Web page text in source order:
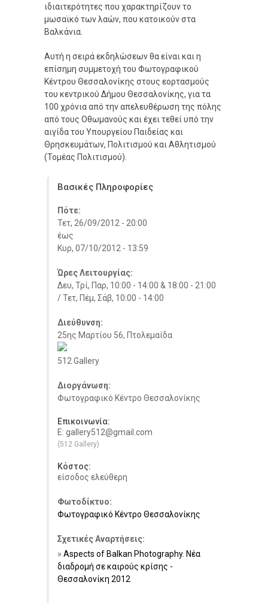
ιδιαιτερότητες που χαρακτηρίζουν το
μωσαϊκό των λαών, που κατοικούν στα
Βαλκάνια.
Αυτή η σειρά εκδηλώσεων θα είναι και η
επίσημη συμμετοχή του Φωτογραφικού
Κέντρου Θεσσαλονίκης στους εορτασμούς
του κεντρικού Δήμου Θεσσαλονίκης, για τα
100 χρόνια από την απελευθέρωση της πόλης
από τους Οθωμανούς και έχει τεθεί υπό την
αιγίδα του Υπουργείου Παιδείας και
Θρησκευμάτων, Πολιτισμού και Αθλητισμού
(Τομέας Πολιτισμού).
Βασικές Πληροφορίες
Πότε:
Τετ, 26/09/2012 - 20:00
έως
Κυρ, 07/10/2012 - 13:59
Ώρες Λειτουργίας:
Δευ, Τρί, Παρ, 10:00 - 14:00 & 18:00 - 21:00
/ Τετ, Πέμ, Σάβ, 10:00 - 14:00
Διεύθυνση:
25ης Μαρτίου 56, Πτολεμαίδα
512 Gallery
Διοργάνωση:
Φωτογραφικό Κέντρο Θεσσαλονίκης
Επικοινωνία:
E: gallery512@gmail.com
(512 Gallery)
Κόστος:
είσοδος ελεύθερη
Φωτοδίκτυο:
Φωτογραφικό Κέντρο Θεσσαλονίκης
Σχετικές Αναρτήσεις:
Aspects of Balkan Photography. Νέα
διαδρομή σε καιρούς κρίσης -
Θεσσαλονίκη 2012